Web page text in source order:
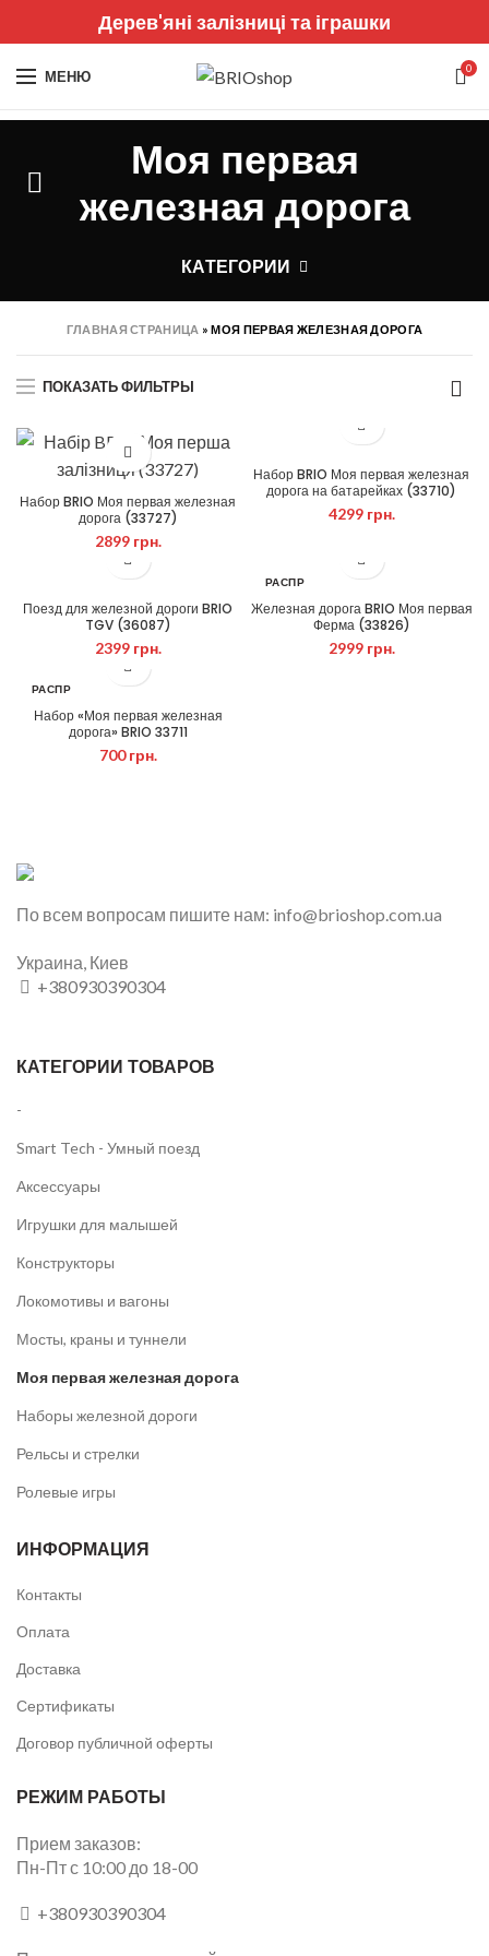
Дерев'яні залізниці та іграшки
МЕНЮ 0
Моя первая
железная дорога
КАТЕГОРИИ
ГЛАВНАЯ СТРАНИЦА »МОЯ ПЕРВАЯ ЖЕЛЕЗНАЯ ДОРОГА
ПОКАЗАТЬ ФИЛЬТРЫ
Набор BRIO Моя первая железная
дорога (33727)
2899 грн.
Набор BRIO Моя первая железная
дорога на батарейках (33710)
4299 грн.
Поезд для железной дороги BRIO
TGV (36087)
2399 грн.
РАСПР
О
Железная дорога BRIO Моя первая
Ферма (33826)
2999 грн.
РАСПР
О
Набор «Моя первая железная
дорога» BRIO 33711
700грн.
По всем вопросам пишите нам: info@brioshop.com.ua
Украина, Киев
+380930390304
КАТЕГОРИИ ТОВАРОВ
-
Smart Tech - Умный поезд
Аксессуары
Игрушки для малышей
Конструкторы
Локомотивы и вагоны
Мосты, краны и туннели
Моя первая железная дорога
Наборы железной дороги
Рельсы и стрелки
Ролевые игры
ИНФОРМАЦИЯ
Контакты
Оплата
Доставка
Сертификаты
Договор публичной оферты
РЕЖИМ РАБОТЫ
Прием заказов:
Пн-Пт с 10:00 до 18-00
+380930390304